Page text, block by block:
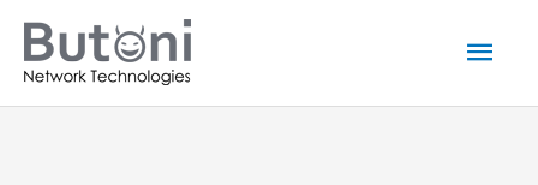
contenido